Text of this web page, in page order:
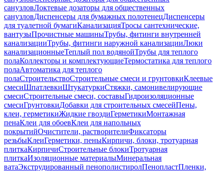
санузловЛоктевые дозаторы для общественных
санузловДиспенсеры для бумажных полотенецДиспенсеры
для туалетной бумагиКанализацияТросы сантехнические,
вантузыПрочистные машиныТрубы, фитинги внутренней
канализацииТрубы, фитинги наружной канализацииЛюки
канализационныеТеплый пол водянойТрубы для теплого
полаКоллекторы и комплектующиеТермостатика для теплого
полаАвтоматика для теплого
полаСтроительствоСтроительные смеси и грунтовкиКлеевые
смесиШпатлевкиШтукатуркиСтяжки, самонивелирующие
смесиСтроительные смеси, составыГидроизоляционные
смесиГрунтовкиДобавки для строительных смесейПены,
клеи, герметикиЖидкие гвоздиГерметикиМонтажная
пенаКлеи для обоевКлеи для напольных
покрытийОчистители, растворителиФиксаторы
резьбыКлеиГерметики, пеныКирпичи, блоки, тротуарная
плиткаКирпичиСтроительные блокиТротуарная
плиткаИзоляционные материалыМинеральная
ватаЭкструдированный пенополистиролПенопластПленки,